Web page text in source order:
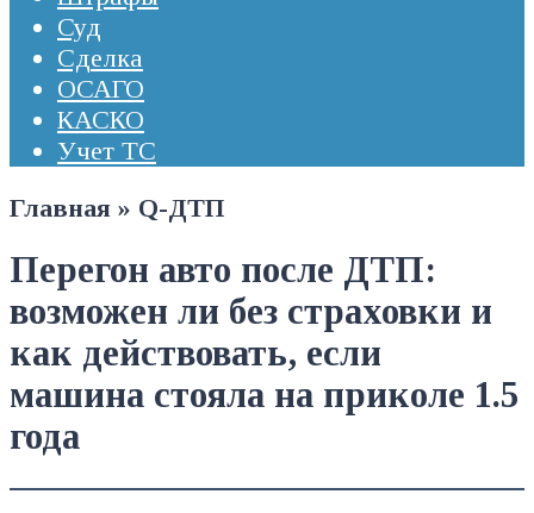
Суд
Сделка
ОСАГО
КАСКО
Учет ТС
Главная » Q-ДТП
Перегон авто после ДТП:
возможен ли без страховки и
как действовать, если
машина стояла на приколе 1.5
года